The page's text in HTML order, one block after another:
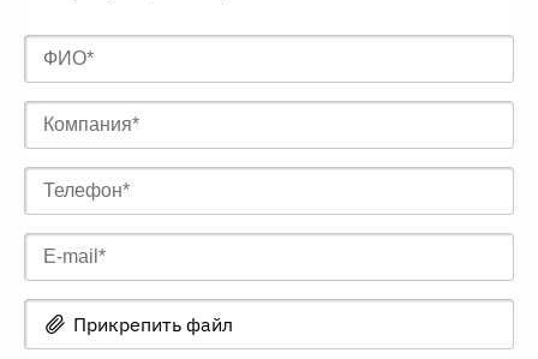
Прикрепить файл